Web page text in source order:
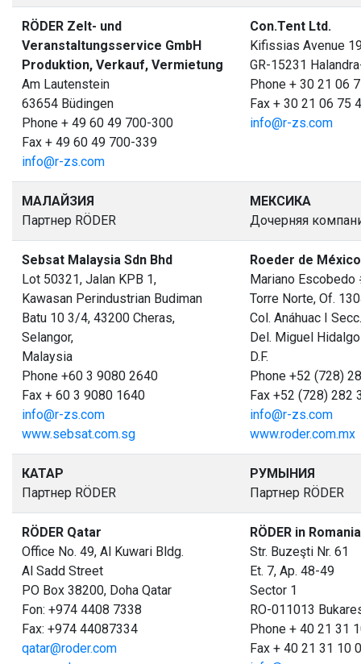
RÖDER Zelt- und
Veranstaltungsservice GmbH
Produktion, Verkauf, Vermietung
Am Lautenstein
63654 Büdingen
Phone + 49 60 49 700-300
Fax + 49 60 49 700-339
info@r-zs.com
Con.Tent Ltd.
Kifissias Avenue
GR-15231
Phone + 30 21 06
Fax + 30 21 06 75
info@r-zs.com
МАЛАЙЗИЯ
Партнер RÖDER
МЕКСИКА
Дочерняя
Sebsat Malaysia Sdn Bhd
Lot 50321, Jalan KPB 1,
Kawasan Perindustrian Budiman
Batu 10 3/4, 43200 Cheras,
Selangor,
Malaysia
Phone +60 3 9080 2640
Fax + 60 3 9080 1640
info@r-zs.com
www.sebsat.com.sg
Roeder de México
Mariano Escobedo
Torre Norte, Of.
Col. Anáhuac I
Del. Miguel
D.F.
Phone +52 (728)
Fax +52 (728) 282
info@r-zs.com
www.roder.com.mx
КАТАР
Партнер RÖDER
РУМЫНИЯ
Партнер RÖDER
RÖDER Qatar
Office No. 49, Al Kuwari Bldg.
Al Sadd Street
PO Box 38200, Doha Qatar
Fon: +974 4408 7338
Fax: +974 44087334
qatar@roder.com
RÖDER in Romania
Str. Buzeşti Nr. 61
Et. 7, Ap. 48-49
Sector 1
RO-011013
Phone + 40 21 31
Fax + 40 21 31 10